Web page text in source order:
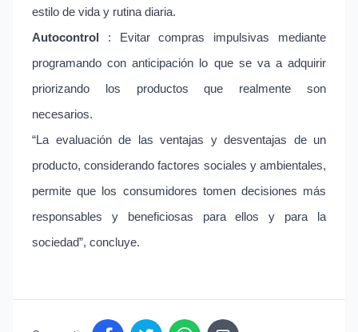
estilo de vida y rutina diaria.
Autocontrol
: Evitar compras impulsivas mediante
programando con anticipación lo que se va a adquirir
priorizando los productos que realmente son
necesarios.
“La evaluación de las ventajas y desventajas de un
producto, considerando factores sociales y ambientales,
permite que los consumidores tomen decisiones más
responsables y beneficiosas para ellos y para la
sociedad”, concluye.